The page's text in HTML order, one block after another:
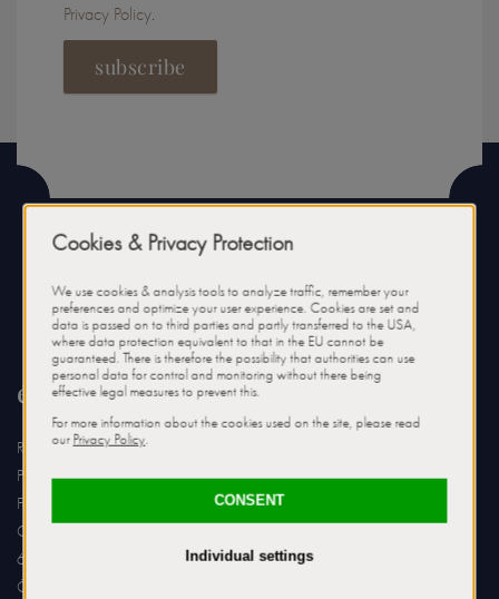
Privacy Policy.
subscribe
érintkezés
Relais & Châteaux Hotel Tennerhof
Pasquali GmbH & Co. KG
Familie Luigi von Pasquali
Griesenauweg 26
6370 Kitzbühel
Österreich